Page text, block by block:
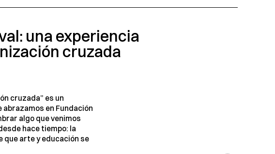
una experiencia
cruzada
cruzada” es un
abrazamos en Fundación
algo que venimos
hace tiempo: la
que arte y educación se